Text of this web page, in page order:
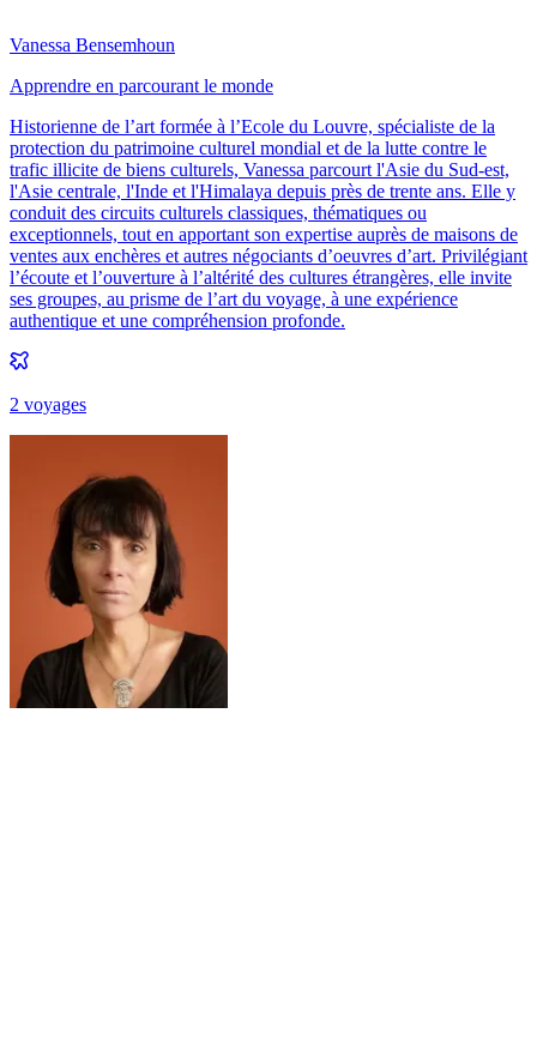
Vanessa Bensemhoun
Apprendre en parcourant le monde
Historienne de l’art formée à l’Ecole du Louvre, spécialiste de la
protection du patrimoine culturel mondial et de la lutte contre le
trafic illicite de biens culturels, Vanessa parcourt l'Asie du Sud-est,
l'Asie centrale, l'Inde et l'Himalaya depuis près de trente ans. Elle y
conduit des circuits culturels classiques, thématiques ou
exceptionnels, tout en apportant son expertise auprès de maisons de
ventes aux enchères et autres négociants d’oeuvres d’art. Privilégiant
l’écoute et l’ouverture à l’altérité des cultures étrangères, elle invite
ses groupes, au prisme de l’art du voyage, à une expérience
authentique et une compréhension profonde.
2 voyages